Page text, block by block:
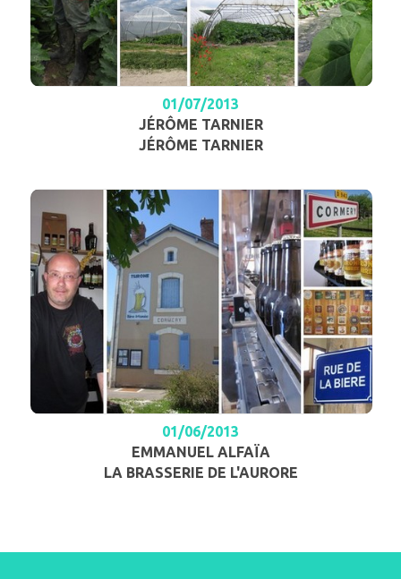
01/07/2013
JÉRÔME TARNIER
JÉRÔME TARNIER
01/06/2013
EMMANUEL ALFAÏA
LA BRASSERIE DE L'AURORE